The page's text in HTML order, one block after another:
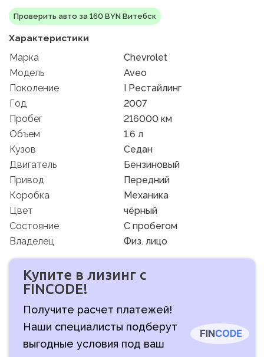
Проверить авто за 160 BYN Витебск
Характеристики
Марка
Chevrolet
Модель
Aveo
Поколение
I Рестайлинг
Год
2007
Пробег
216000 км
Объем
1.6 л
Кузов
Седан
Двигатель
Бензиновый
Привод
Передний
Коробка
Механика
Цвет
чёрный
Состояние
C пробегом
Владелец
Физ. лицо
Купите в лизинг с
FINCODE!
Получите расчет платежей!
Наши специалисты подберут
выгодные условия под ваш